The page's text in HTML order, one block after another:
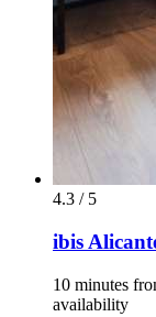
4.3 / 5
ibis
10 minutes
availability